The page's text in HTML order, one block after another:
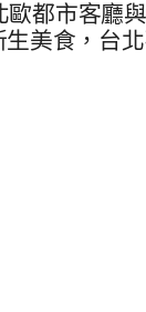
都市客廳
美食，台